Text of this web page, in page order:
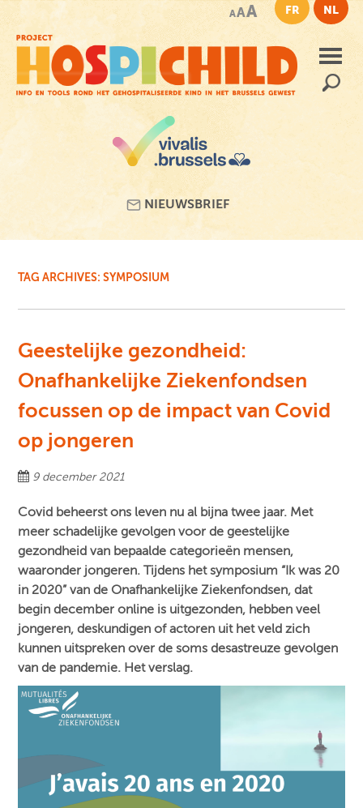
main
content
AAA FR NL
NIEUWSBRIEF
Zoeken
naar:
TAG ARCHIVES:SYMPOSIUM
Geestelijke gezondheid:
Onafhankelijke Ziekenfondsen
focussen op de impact van Covid
op jongeren
9 december 2021
Covid beheerst ons leven nu al bijna twee jaar. Met
meer schadelijke gevolgen voor de geestelijke
gezondheid van bepaalde categorieën mensen,
waaronder jongeren. Tijdens het symposium “Ik was 20
in 2020” van de Onafhankelijke Ziekenfondsen, dat
begin december online is uitgezonden, hebben veel
jongeren, deskundigen of actoren uit het veld zich
kunnen uitspreken over de soms desastreuze gevolgen
van de pandemie. Het verslag.